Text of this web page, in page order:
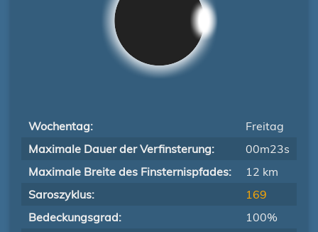
Wochentag:
Freitag
Maximale Dauer der Verfinsterung:
00m23s
Maximale Breite des Finsternispfades:
12 km
Saroszyklus:
169
Bedeckungsgrad:
100%